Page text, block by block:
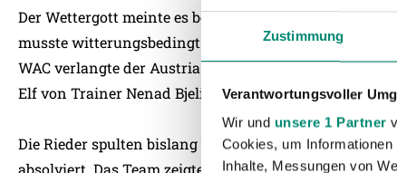
Zustimmung
Verantwortungsvoller
Wir und unsere 1 Partner
Cookies, um
Inhalte, Messungen von
Der Wettergott meinte es beim Bundesliga-Auftakt
musste witterungsbedingt abgesagt werden und
WAC verlangte der Austria alles ab, musste sich aber
Elf von Trainer Nenad Bjelica gegen Ostbahn XI Wien
Die Rieder spulten bislang bereits ein beachtliches
absolviert. Das Team zeigte sich bereits gut